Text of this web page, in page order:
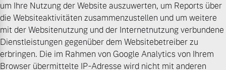
um Ihre Nutzung der Website auszuwerten, um Reports über
die Websiteaktivitäten zusammenzustellen und um weitere
mit der Websitenutzung und der Internetnutzung verbundene
Dienstleistungen gegenüber dem Websitebetreiber zu
erbringen. Die im Rahmen von Google Analytics von Ihrem
Browser übermittelte IP-Adresse wird nicht mit anderen